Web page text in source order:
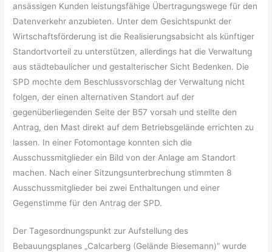
ansässigen Kunden leistungsfähige Übertragungswege für den
Datenverkehr anzubieten. Unter dem Gesichtspunkt der
Wirtschaftsförderung ist die Realisierungsabsicht als künftiger
Standortvorteil zu unterstützen, allerdings hat die Verwaltung
aus städtebaulicher und gestalterischer Sicht Bedenken. Die
SPD mochte dem Beschlussvorschlag der Verwaltung nicht
folgen, der einen alternativen Standort auf der
gegenüberliegenden Seite der B57 vorsah und stellte den
Antrag, den Mast direkt auf dem Betriebsgelände errichten zu
lassen. In einer Fotomontage konnten sich die
Ausschussmitglieder ein Bild von der Anlage am Standort
machen. Nach einer Sitzungsunterbrechung stimmten 8
Ausschussmitglieder bei zwei Enthaltungen und einer
Gegenstimme für den Antrag der SPD.
Der Tagesordnungspunkt zur Aufstellung des
Bebauungsplanes „Calcarberg (Gelände Biesemann)“ wurde